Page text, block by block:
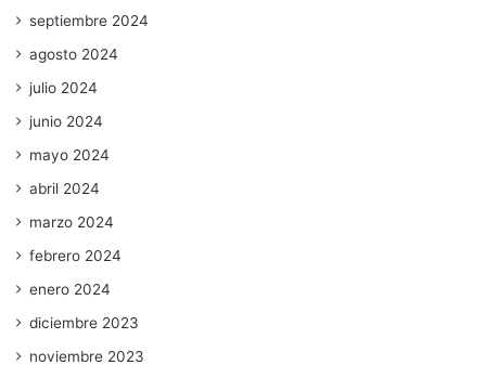
septiembre 2024
agosto 2024
julio 2024
junio 2024
mayo 2024
abril 2024
marzo 2024
febrero 2024
enero 2024
diciembre 2023
noviembre 2023